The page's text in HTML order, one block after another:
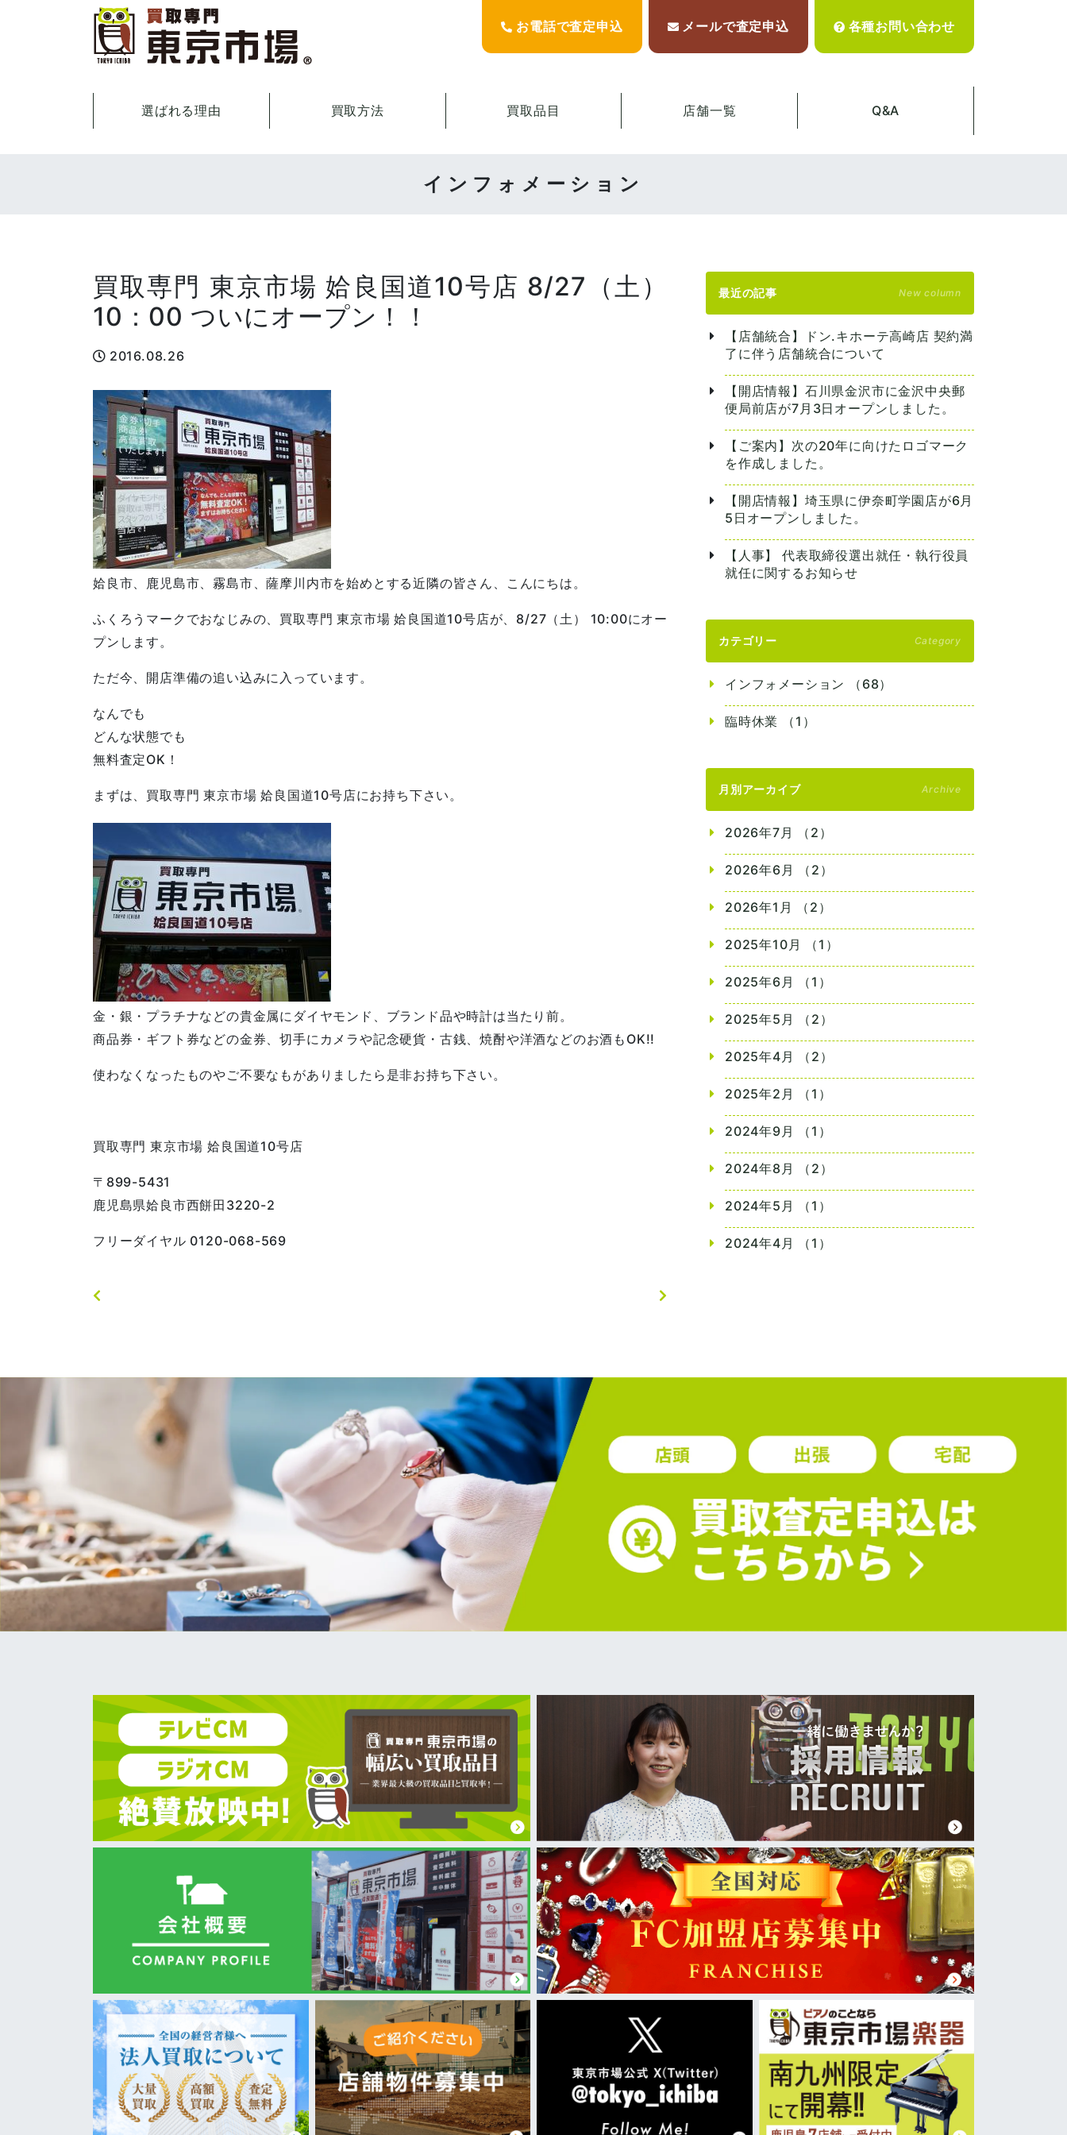
お電話で査定申込 メールで査定申込 各種お問い合わせ
選ばれる理由 買取方法 買取品目 店舗一覧 Q&A
インフォメーション
買取専門 東京市場 姶良国道10号店 8/27（土）
10：00 ついにオープン！！
2016.08.26
姶良市、鹿児島市、霧島市、薩摩川内市を始めとする近隣の皆さん、こんにちは。
ふくろうマークでおなじみの、買取専門 東京市場 姶良国道10号店が、8/27（土） 10:00にオー
プンします。
ただ今、開店準備の追い込みに入っています。
なんでも
どんな状態でも
無料査定OK！
まずは、買取専門 東京市場 姶良国道10号店にお持ち下さい。
金・銀・プラチナなどの貴金属にダイヤモンド、ブランド品や時計は当たり前。
商品券・ギフト券などの金券、切手にカメラや記念硬貨・古銭、焼酎や洋酒などのお酒もOK!!
使わなくなったものやご不要なもがありましたら是非お持ち下さい。
買取専門 東京市場 姶良国道10号店
〒899-5431
鹿児島県姶良市西餅田3220-2
フリーダイヤル 0120-068-569
最近の記事 New column
【店舗統合】ドン.キホーテ高崎店 契約満
了に伴う店舗統合について
【開店情報】石川県金沢市に金沢中央郵
便局前店が7月3日オープンしました。
【ご案内】次の20年に向けたロゴマーク
を作成しました。
【開店情報】埼玉県に伊奈町学園店が6月
5日オープンしました。
【人事】 代表取締役選出就任・執行役員
就任に関するお知らせ
カテゴリー Category
インフォメーション （68）
臨時休業 （1）
月別アーカイブ Archive
2026年7月 （2）
2026年6月 （2）
2026年1月 （2）
2025年10月 （1）
2025年6月 （1）
2025年5月 （2）
2025年4月 （2）
2025年2月 （1）
2024年9月 （1）
2024年8月 （2）
2024年5月 （1）
2024年4月 （1）